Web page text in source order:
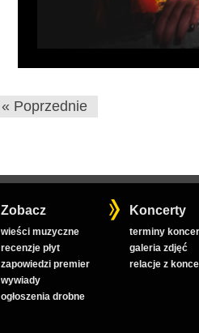
« Poprzednie
Zobacz
wieści muzyczne
recenzje płyt
zapowiedzi premier
wywiady
ogłoszenia drobne
Koncerty
terminy
galeria zdjęć
relacje z